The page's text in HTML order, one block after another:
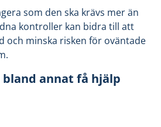
som den ska krävs mer än
kontroller kan bidra till att
och minska risken för oväntade
bland annat få hjälp